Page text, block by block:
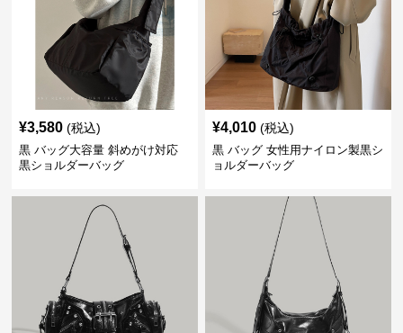
¥3,580 (税込)
黒 バッグ大容量 斜めがけ対応
黒ショルダーバッグ
¥4,010 (税込)
黒 バッグ 女性用ナイロン製黒シ
ョルダーバッグ